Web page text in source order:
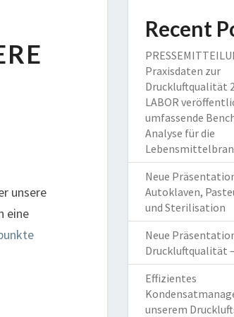
unsere
eine
Recent
Praxisdaten zur
Druckluftqualität
LABOR
umfassende
Analyse für die
Neue
Autoklaven,
und Sterilisation
Neue
Druckluftqualität
Effizientes
unserem